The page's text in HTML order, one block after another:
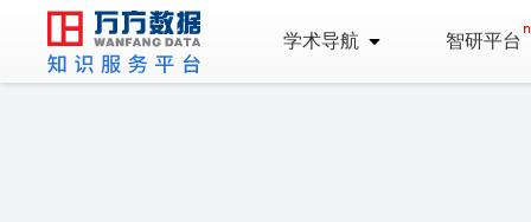
学术导航 智研平台